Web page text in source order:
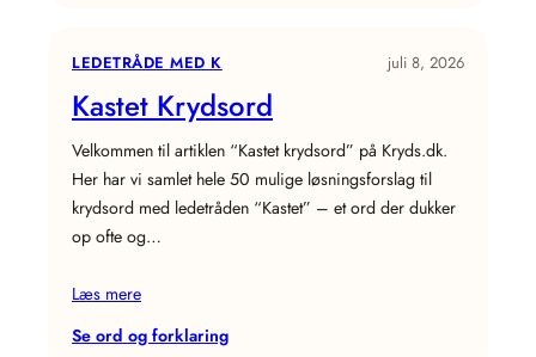
LEDETRÅDE MED K juli 8, 2026
Kastet Krydsord
Velkommen til artiklen “Kastet krydsord” på Kryds.dk.
Her har vi samlet hele 50 mulige løsningsforslag til
krydsord med ledetråden “Kastet” – et ord der dukker
op ofte og…
Læs mere
Se ord og forklaring: